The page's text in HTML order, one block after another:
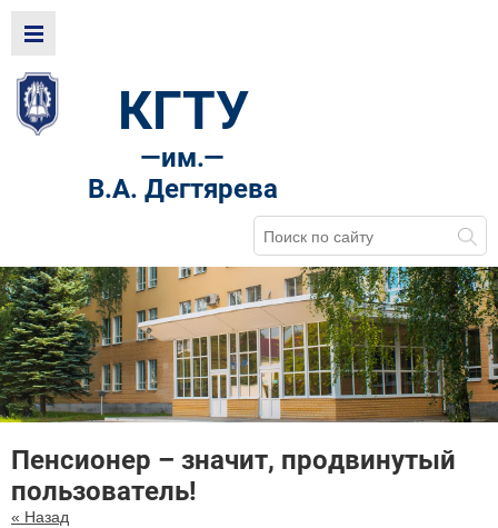
КГТУ
—им.—
В.А. Дегтярева
Пенсионер – значит, продвинутый
пользователь!
« Назад